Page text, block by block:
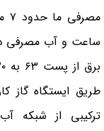
طریق ایستگاه گاز
ترکیبی از شبکه